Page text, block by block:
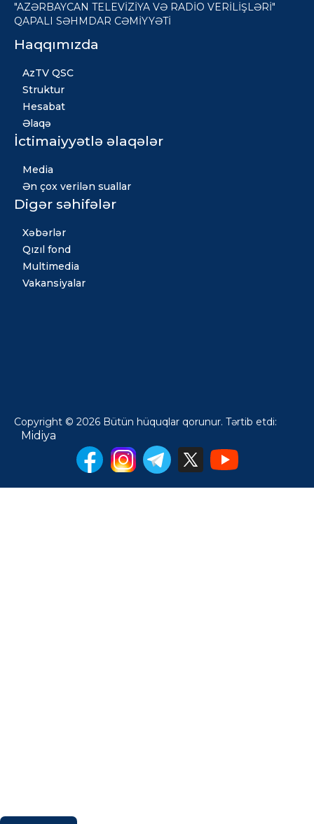
"AZƏRBAYCAN TELEVİZİYA VƏ RADİO VERİLİŞLƏRİ"
QAPALI SƏHMDAR CƏMİYYƏTİ
Haqqımızda
AzTV QSC
Struktur
Hesabat
Əlaqə
İctimaiyyətlə əlaqələr
Media
Ən çox verilən suallar
Digər səhifələr
Xəbərlər
Qızıl fond
Multimedia
Vakansiyalar
Copyright © 2026 Bütün hüquqlar qorunur. Tərtib etdi:
Midiya